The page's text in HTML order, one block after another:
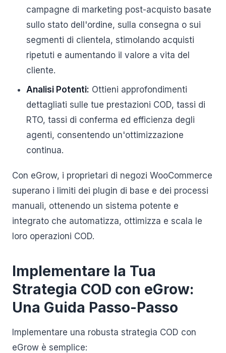
campagne di marketing post-acquisto basate
sullo stato dell'ordine, sulla consegna o sui
segmenti di clientela, stimolando acquisti
ripetuti e aumentando il valore a vita del
cliente.
Analisi Potenti: Ottieni approfondimenti
dettagliati sulle tue prestazioni COD, tassi di
RTO, tassi di conferma ed efficienza degli
agenti, consentendo un'ottimizzazione
continua.
Con eGrow, i proprietari di negozi WooCommerce
superano i limiti dei plugin di base e dei processi
manuali, ottenendo un sistema potente e
integrato che automatizza, ottimizza e scala le
loro operazioni COD.
Implementare la Tua
Strategia COD con eGrow:
Una Guida Passo-Passo
Implementare una robusta strategia COD con
eGrow è semplice: